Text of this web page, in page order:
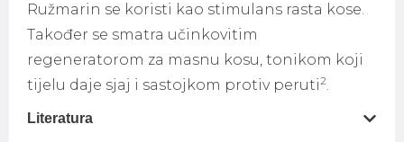
Ružmarin se koristi kao stimulans rasta kose.
Također se smatra učinkovitim
regeneratorom za masnu kosu, tonikom koji
tijelu daje sjaj i sastojkom protiv peruti2.
Literatura